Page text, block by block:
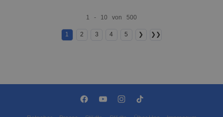
1 - 10 von 500
1 2 3 4 5 ❯ ❯❯